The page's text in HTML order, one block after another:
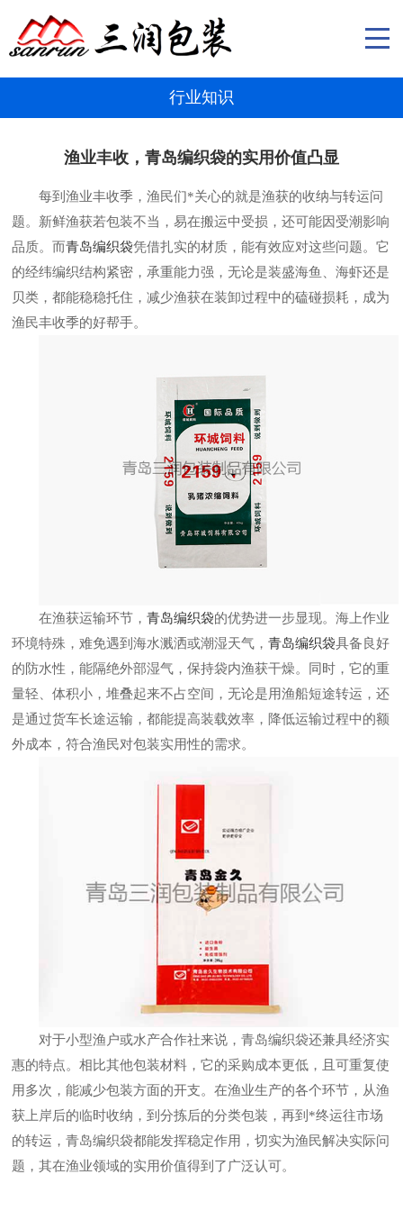
行业知识
渔业丰收，青岛编织袋的实用价值凸显
每到渔业丰收季，渔民们*关心的就是渔获的收纳与转运问
题。新鲜渔获若包装不当，易在搬运中受损，还可能因受潮影响
品质。而青岛编织袋凭借扎实的材质，能有效应对这些问题。它
的经纬编织结构紧密，承重能力强，无论是装盛海鱼、海虾还是
贝类，都能稳稳托住，减少渔获在装卸过程中的磕碰损耗，成为
渔民丰收季的好帮手。
在渔获运输环节，青岛编织袋的优势进一步显现。海上作业
环境特殊，难免遇到海水溅洒或潮湿天气，青岛编织袋具备良好
的防水性，能隔绝外部湿气，保持袋内渔获干燥。同时，它的重
量轻、体积小，堆叠起来不占空间，无论是用渔船短途转运，还
是通过货车长途运输，都能提高装载效率，降低运输过程中的额
外成本，符合渔民对包装实用性的需求。
对于小型渔户或水产合作社来说，青岛编织袋还兼具经济实
惠的特点。相比其他包装材料，它的采购成本更低，且可重复使
用多次，能减少包装方面的开支。在渔业生产的各个环节，从渔
获上岸后的临时收纳，到分拣后的分类包装，再到*终运往市场
的转运，青岛编织袋都能发挥稳定作用，切实为渔民解决实际问
题，其在渔业领域的实用价值得到了广泛认可。